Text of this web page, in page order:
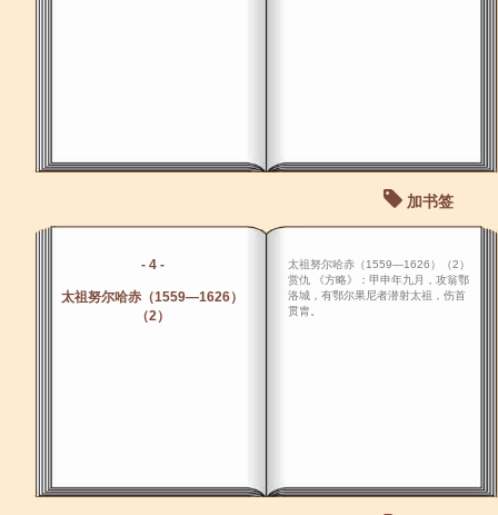
加书签
- 4 -
太祖努尔哈赤（1559―1626）
（2）
太祖努尔哈赤（1559―1626）（2）
赏仇 《方略》：甲申年九月，攻翁鄂
洛城，有鄂尔果尼者潜射太祖，伤首
贯胄。